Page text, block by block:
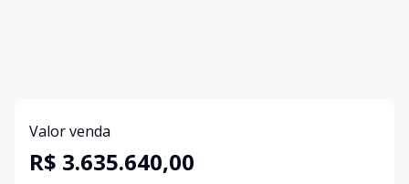
Valor venda
R$ 3.635.640,00